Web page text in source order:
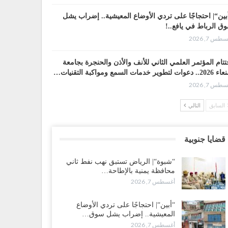
احتجاجًا على تردي الأوضاع المعيشية.. إضراب يشل
الرباط في يافع..!
7, 2026
المؤتمر العلمي الثاني للأنف والأذن والحنجرة بجامعة
خدمات السمع ومواكبة التقنيات…
7, 2026
عصيان مدني واسع ورفض للتجنيد السعودي
لإقالات واسعة وإعادة ترتيب المشهد العسكري..!
6, 2026
صنعاء تربك التحشيدات السعودية شرق اليمن.. خسائر
وانسحابات وفوضى تعصف بمعسكرات حضرموت
السابق التالي
قضايا جنوبية
“شبوة“| الرياض تستبق نهب نفط ثاني
محافظة يمنية بالإطاحة…
أغسطس 7, 2026
“أبين“| احتجاجًا على تردي الأوضاع
المعيشية.. إضراب يشل سوق…
أغسطس 7, 2026